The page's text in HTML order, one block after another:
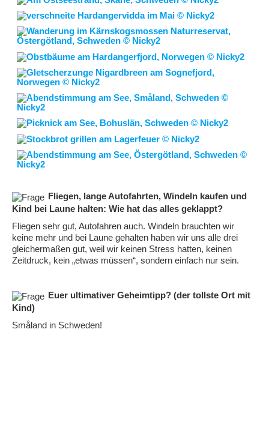
Fliegen, lange Autofahrten, Windeln kaufen und
Kind bei Laune halten: Wie hat das alles geklappt?
Fliegen sehr gut, Autofahren auch. Windeln brauchten wir
keine mehr und bei Laune gehalten haben wir uns alle drei
gleichermaßen gut, weil wir keinen Stress hatten, keinen
Zeitdruck, kein „etwas müssen“, sondern einfach nur sein.
Euer ultimativer Geheimtipp? (der tollste Ort mit
Kind)
Småland in Schweden!